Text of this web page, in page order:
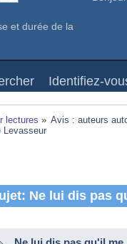
et durée de la
Identifiez-
lectures » Avis : auteurs
Levasseur
Ne lui dis pas